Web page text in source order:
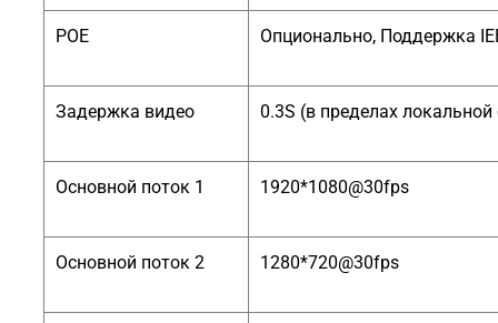
POE Опционально, Поддержка
Задержка видео 0.3S (в пределах локальной
Основной поток 1 1920*1080@30fps
Основной поток 2 1280*720@30fps